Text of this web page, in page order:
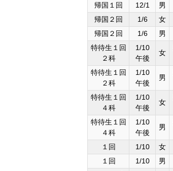
帰国１回
12/1 男
帰国２回
1/6 女
帰国２回
1/6 男
特待生１回
２科
1/10
午後
女
特待生１回
２科
1/10
午後
男
特待生１回
４科
1/10
午後
女
特待生１回
４科
1/10
午後
男
１回 1/10 女
１回
1/10 男